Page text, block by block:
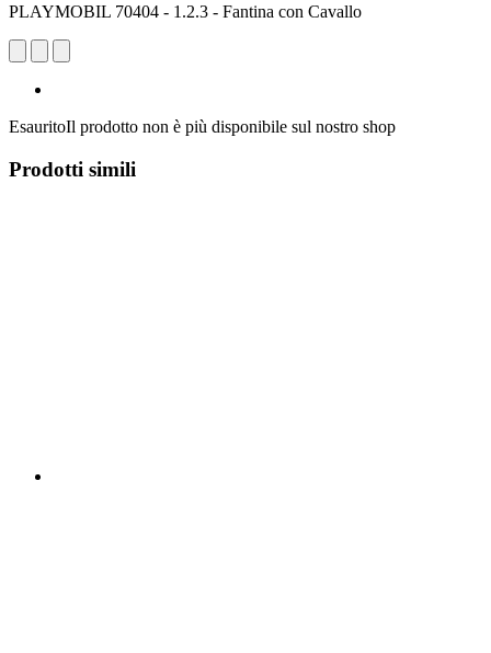
PLAYMOBIL 70404 - 1.2.3 - Fantina con Cavallo
EsauritoIl prodotto non è più disponibile sul nostro shop
Prodotti simili